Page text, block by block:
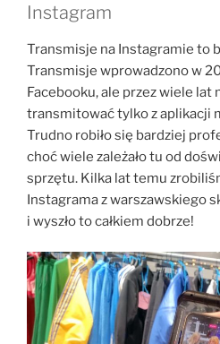
Instagram
Transmisje na Instagramie to
Transmisje wprowadzono w
Facebooku, ale przez wiele lat
transmitować tylko z aplikacji
Trudno robiło się bardziej
choć wiele zależało tu od
sprzętu. Kilka lat temu
Instagrama z warszawskiego
i wyszło to całkiem dobrze!